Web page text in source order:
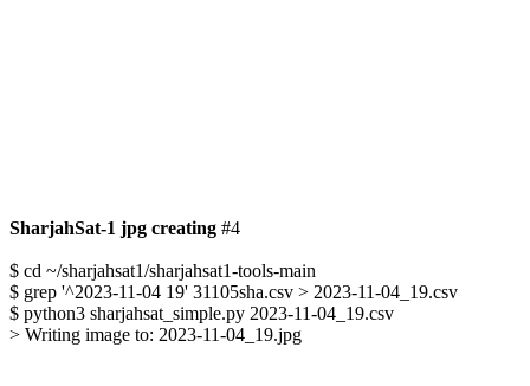
SharjahSat-1 jpg creating #4
$ cd ~/sharjahsat1/sharjahsat1-tools-main
$ grep '^2023-11-04 19' 31105sha.csv > 2023-11-04_19.csv
$ python3 sharjahsat_simple.py 2023-11-04_19.csv
> Writing image to: 2023-11-04_19.jpg